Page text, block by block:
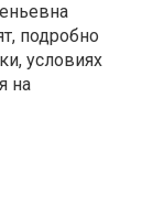
подробно
условиях
на